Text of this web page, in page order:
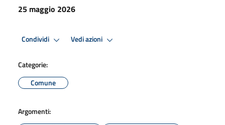
25 maggio 2026
Condividi Vedi azioni
Categorie:
Comune
Argomenti: